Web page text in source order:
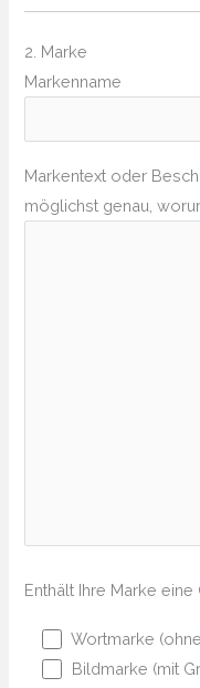
2. Marke
Markenname
Markentext oder
möglichst genau,
Enthält Ihre Marke eine
Wortmarke
Bildmarke (mit